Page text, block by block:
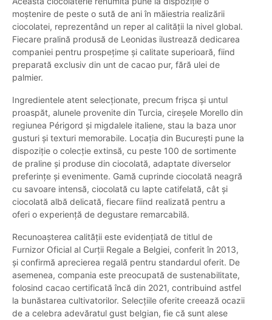
moștenire de peste o sută de ani în măiestria realizării
ciocolatei, reprezentând un reper al calității la nivel global.
Fiecare pralină produsă de Leonidas ilustrează dedicarea
companiei pentru prospețime și calitate superioară, fiind
preparată exclusiv din unt de cacao pur, fără ulei de
palmier.
Ingredientele atent selecționate, precum frișca și untul
proaspăt, alunele provenite din Turcia, cireșele Morello din
regiunea Périgord și migdalele italiene, stau la baza unor
gusturi și texturi memorabile. Locația din București pune la
dispoziție o colecție extinsă, cu peste 100 de sortimente
de praline și produse din ciocolată, adaptate diverselor
preferințe și evenimente. Gamă cuprinde ciocolată neagră
cu savoare intensă, ciocolată cu lapte catifelată, cât și
ciocolată albă delicată, fiecare fiind realizată pentru a
oferi o experiență de degustare remarcabilă.
Recunoașterea calității este evidențiată de titlul de
Furnizor Oficial al Curții Regale a Belgiei, conferit în 2013,
și confirmă aprecierea regală pentru standardul oferit. De
asemenea, compania este preocupată de sustenabilitate,
folosind cacao certificată încă din 2021, contribuind astfel
la bunăstarea cultivatorilor. Selecțiile oferite creează ocazii
de a celebra adevăratul gust belgian, fie că sunt alese